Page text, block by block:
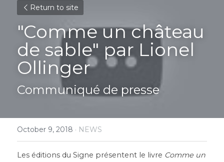
Return to site
"Comme un château
de sable" par Lionel
Ollinger
Communiqué de presse
October 9, 2018 · NEWS
Les éditions du Signe présentent le livre Comme un